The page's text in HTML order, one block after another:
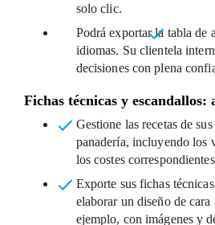
solo clic.
Podrá exportar la tabla de
idiomas. Su clientela
decisiones con plena
Fichas técnicas y escandallos:
Gestione las recetas de
panadería, incluyendo los
los costes
Exporte sus fichas técnicas
elaborar un diseño de
ejemplo, con imágenes y